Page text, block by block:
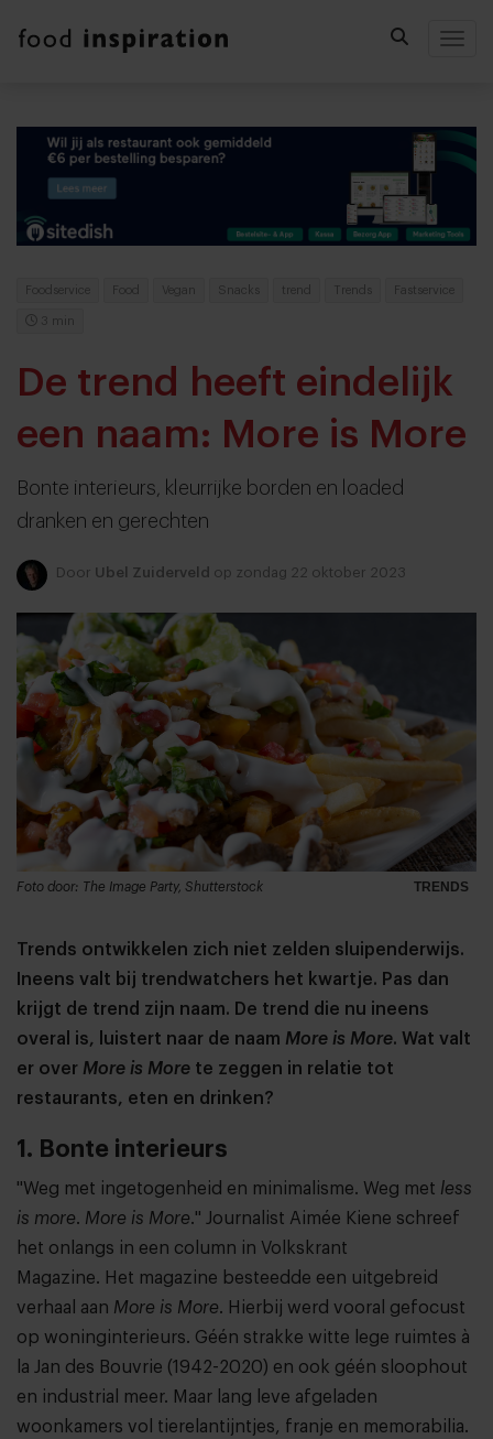
Foodservice Food Vegan Snacks trend Trends Fastservice
3 min
De trend heeft eindelijk
een naam: More is More
Bonte interieurs, kleurrijke borden en loaded
dranken en gerechten
Door Ubel Zuiderveld op zondag 22 oktober 2023
TRENDS
Foto door: The Image Party, Shutterstock
Trends ontwikkelen zich niet zelden sluipenderwijs.
Ineens valt bij trendwatchers het kwartje. Pas dan
krijgt de trend zijn naam. De trend die nu ineens
overal is, luistert naar de naam More is More. Wat valt
er over More is More te zeggen in relatie tot
restaurants, eten en drinken?
1. Bonte interieurs
"Weg met ingetogenheid en minimalisme. Weg met less
is more. More is More." Journalist Aimée Kiene schreef
het onlangs in een column in Volkskrant
Magazine. Het magazine besteedde een uitgebreid
verhaal aan More is More. Hierbij werd vooral gefocust
op woninginterieurs. Géén strakke witte lege ruimtes à
la Jan des Bouvrie (1942-2020) en ook géén sloophout
en industrial meer. Maar lang leve afgeladen
woonkamers vol tierelantijntjes, franje en memorabilia.